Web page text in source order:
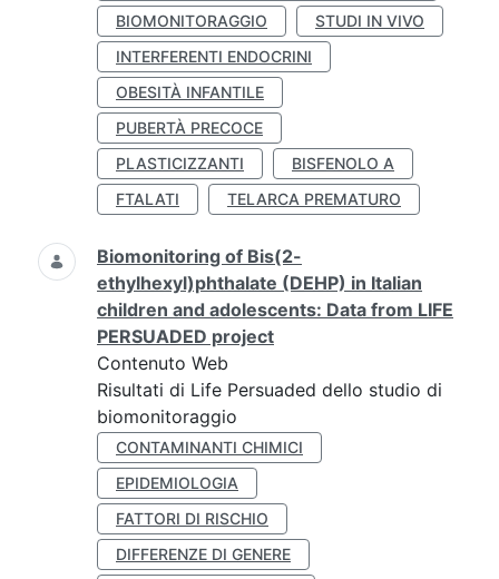
BIOMONITORAGGIO
STUDI IN VIVO
INTERFERENTI ENDOCRINI
OBESITÀ INFANTILE
PUBERTÀ PRECOCE
PLASTICIZZANTI
BISFENOLO A
FTALATI
TELARCA PREMATURO
Biomonitoring of Bis(2-
ethylhexyl)phthalate (DEHP) in Italian
children and adolescents: Data from LIFE
PERSUADED project
Contenuto Web
Risultati di Life Persuaded dello studio di
biomonitoraggio
CONTAMINANTI CHIMICI
EPIDEMIOLOGIA
FATTORI DI RISCHIO
DIFFERENZE DI GENERE